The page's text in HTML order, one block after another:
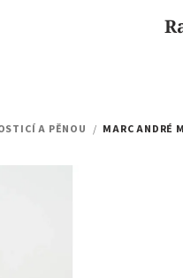
A PĚNOU / MARC ANDRÉ